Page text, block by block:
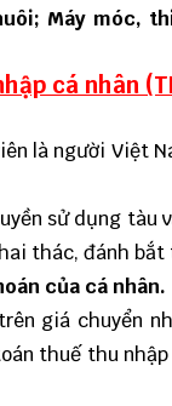
Máy móc,
cá nhân
là người Việt
sử dụng
thác, đánh bắt
của cá nhân.
giá chuyển
thuế thu